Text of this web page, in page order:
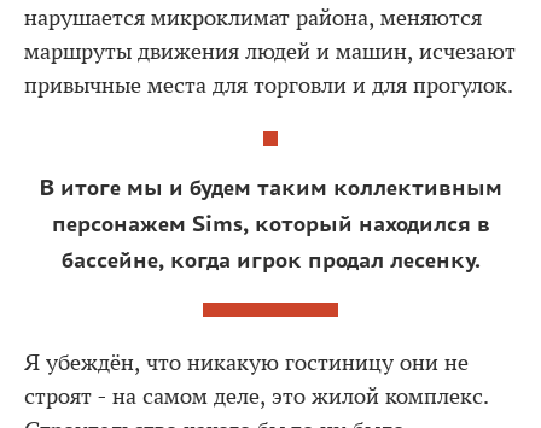
нарушается микроклимат района, меняются
маршруты движения людей и машин, исчезают
привычные места для торговли и для прогулок.
В итоге мы и будем таким коллективным
персонажем Sims, который находился в
бассейне, когда игрок продал лесенку.
Я убеждён, что никакую гостиницу они не
строят - на самом деле, это жилой комплекс.